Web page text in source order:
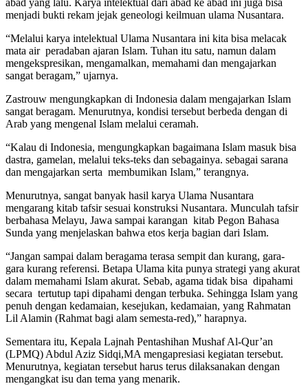
abad yang lalu. Karya intelektual dari abad ke abad ini juga bisa
menjadi bukti rekam jejak geneologi keilmuan ulama Nusantara.
“Melalui karya intelektual Ulama Nusantara ini kita bisa melacak
mata air peradaban ajaran Islam. Tuhan itu satu, namun dalam
mengekspresikan, mengamalkan, memahami dan mengajarkan
sangat beragam,” ujarnya.
Zastrouw mengungkapkan di Indonesia dalam mengajarkan Islam
sangat beragam. Menurutnya, kondisi tersebut berbeda dengan di
Arab yang mengenal Islam melalui ceramah.
“Kalau di Indonesia, mengungkapkan bagaimana Islam masuk bisa
dastra, gamelan, melalui teks-teks dan sebagainya. sebagai sarana
dan mengajarkan serta membumikan Islam,” terangnya.
Menurutnya, sangat banyak hasil karya Ulama Nusantara
mengarang kitab tafsir sesuai konstruksi Nusantara. Munculah tafsir
berbahasa Melayu, Jawa sampai karangan kitab Pegon Bahasa
Sunda yang menjelaskan bahwa etos kerja bagian dari Islam.
“Jangan sampai dalam beragama terasa sempit dan kurang, gara-
gara kurang referensi. Betapa Ulama kita punya strategi yang akurat
dalam memahami Islam akurat. Sebab, agama tidak bisa dipahami
secara tertutup tapi dipahami dengan terbuka. Sehingga Islam yang
penuh dengan kedamaian, kesejukan, kedamaian, yang Rahmatan
Lil Alamin (Rahmat bagi alam semesta-red),” harapnya.
Sementara itu, Kepala Lajnah Pentashihan Mushaf Al-Qur’an
(LPMQ) Abdul Aziz Sidqi,MA mengapresiasi kegiatan tersebut.
Menurutnya, kegiatan tersebut harus terus dilaksanakan dengan
mengangkat isu dan tema yang menarik.